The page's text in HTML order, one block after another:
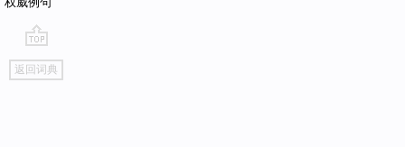
go
top
返回词典